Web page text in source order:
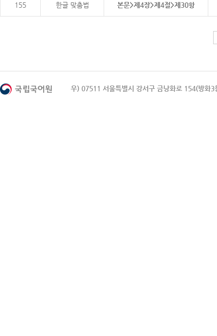
155 한글 맞춤법 본문>제4장>제4절>제30항
우) 07511 서울특별시 강서구 금낭화로 154(방화3